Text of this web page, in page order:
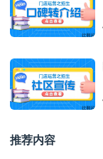
推荐内容